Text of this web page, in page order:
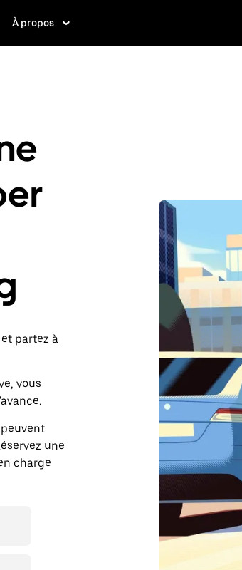
À propos
partez à
vous
une
charge